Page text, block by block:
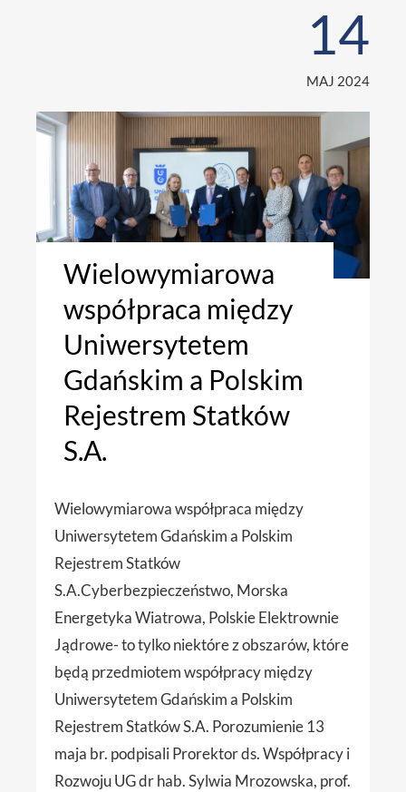
14
MAJ 2024
Wielowymiarowa
współpraca między
Uniwersytetem
Gdańskim a Polskim
Rejestrem Statków
S.A.
Wielowymiarowa współpraca między
Uniwersytetem Gdańskim a Polskim
Rejestrem Statków
S.A.Cyberbezpieczeństwo, Morska
Energetyka Wiatrowa, Polskie Elektrownie
Jądrowe- to tylko niektóre z obszarów, które
będą przedmiotem współpracy między
Uniwersytetem Gdańskim a Polskim
Rejestrem Statków S.A. Porozumienie 13
maja br. podpisali Prorektor ds. Współpracy i
Rozwoju UG dr hab. Sylwia Mrozowska, prof.